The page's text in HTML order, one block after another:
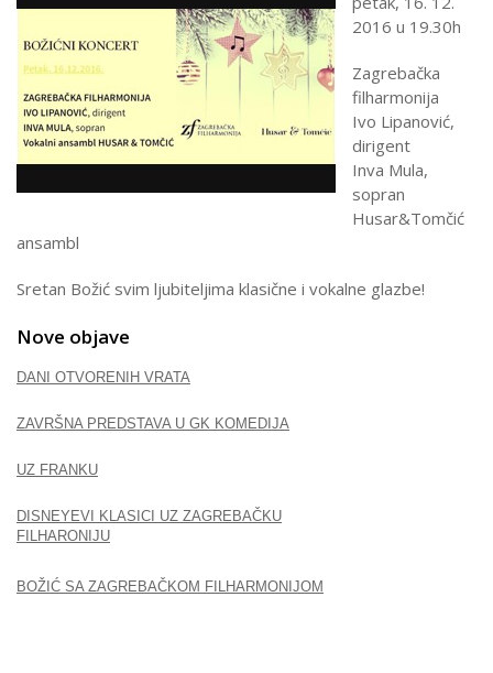
2016 u 19.30h
Zagrebačka
filharmonija
Ivo Lipanović,
dirigent
Inva Mula,
sopran
Husar&Tomčić
ansambl
Sretan Božić svim ljubiteljima klasične i vokalne glazbe!
Nove objave
DANI OTVORENIH VRATA
ZAVRŠNA PREDSTAVA U GK KOMEDIJA
UZ FRANKU
DISNEYEVI KLASICI UZ ZAGREBAČKU
FILHARONIJU
BOŽIĆ SA ZAGREBAČKOM FILHARMONIJOM